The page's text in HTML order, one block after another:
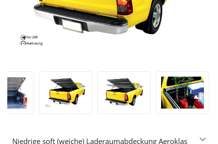
Niedrige soft (weiche) Laderaumabdeckung Aeroklas